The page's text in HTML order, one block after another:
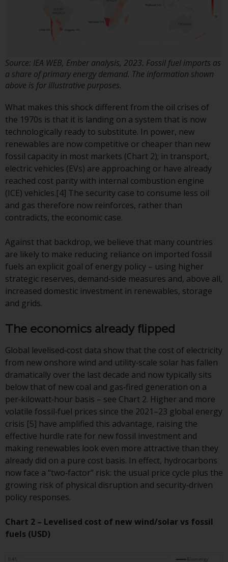
kollektiven Kapitalanlagen von 23.
Juni 2006 («KAG») oder Aufsicht
durch die FINMA. Redwheel-
verwaltete Fonds, die nicht von
dürfen in der Schweiz nur
qualifizierten Anlegern im Sinne
von Artikel 10 Absatz 1
angeboten werden. 3 und Abs.
3ter KAG („Qualifizierte Anleger“).
Der Vertreter der von Redwheel
verwalteten Fonds in der Schweiz
ist FIRST INDEPENDENT FUND
SERVICES LTD, Feldeggstrasse 12,
CH-8008 Zürich. Zahlstelle der von
Redwheel verwalteten Fonds in
der Schweiz ist die Helvetische
Bank AG, Seefeldstrasse 215, CH-
8008 Zürich. Der
Verkaufsprospekt oder ein
gleichwertiges Dokument der von
Redwheel verwalteten Fonds, die
Gründungsdokumente, die
verwalteten Fonds erstellt, die
Halbjahresberichte und/oder das
Basisinformationsblatt (PRIIPs
KID) sind kostenlos erhältlich vom
Vertreter in der Schweiz. In Bezug
auf die qualifizierten Anlegern in
der Schweiz angebotenen Aktien
ist der Erfüllungsort der
eingetragene Sitz des Schweizer
Vertreters. Gerichtsstand ist am
Sitz des Schweizer Vertreters
oder am Sitz oder Wohnsitz des
Anlegers.
Bestimmte Personen haben
Informationen über Redwheel
Funds, eine
Source: IEA WEB, Ember analysis, 2023. Fossil fuel imports as
a share of primary energy demand. The information shown
above is for illustrative purposes.
What makes this shock different from the oil crises of
the 1970s is that it is landing on a system that is now
technologically ready to substitute. In power, new
renewables are now competitive or cheaper than new
fossil capacity in most markets (Chart 2); in transport,
electric vehicles (EVs) are approaching or have already
reached cost parity with internal combustion engine
(ICE) vehicles.[4] The security case to consume less oil
and gas therefore now reinforces, rather than
contradicts, the economic case.
Against that backdrop, we believe that many countries
are likely to make reducing reliance on imported fossil
fuels an explicit goal of energy policy – using higher
strategic reserves, demand‑side measures and, above all,
increased domestic investment in renewables, storage
and grids.
The economics already flipped
Global levelised‑cost data show that the cost of electricity
from new onshore wind and utility‑scale solar has fallen
dramatically over the last decade and now typically sits
below that of new coal and gas‑fired generation on a
per‑kilowatt‑hour basis – see Chart 2. Higher and more
volatile fossil‑fuel prices since the 2021–23 global energy
crisis [5] have amplified this advantage, raising the
effective hurdle rate for new fossil investment and
making renewables look even more attractive than they
already did on a pure cost basis. In effect, hydrocarbons
now face a “two‑factor” risk: the usual price cycle plus the
growing risk of physical disruption and security‑driven
policy responses.
Chart 2 – Levelised cost of new wind/solar vs fossil
fuels (USD)